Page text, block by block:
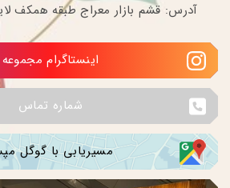
آدرس: قشم بازار معراج طبقه همکف
اینستاگرام مجموعه
شماره تماس
مسیریابی با گوگل